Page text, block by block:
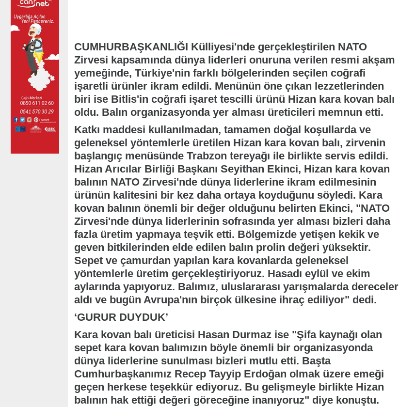
CUMHURBAŞKANLIĞI Külliyesi'nde gerçekleştirilen NATO
Zirvesi kapsamında dünya liderleri onuruna verilen resmi akşam
yemeğinde, Türkiye'nin farklı bölgelerinden seçilen coğrafi
işaretli ürünler ikram edildi. Menünün öne çıkan lezzetlerinden
biri ise Bitlis'in coğrafi işaret tescilli ürünü Hizan kara kovan balı
oldu. Balın organizasyonda yer alması üreticileri memnun etti.
Katkı maddesi kullanılmadan, tamamen doğal koşullarda ve
geleneksel yöntemlerle üretilen Hizan kara kovan balı, zirvenin
başlangıç menüsünde Trabzon tereyağı ile birlikte servis edildi.
Hizan Arıcılar Birliği Başkanı Seyithan Ekinci, Hizan kara kovan
balının NATO Zirvesi'nde dünya liderlerine ikram edilmesinin
ürünün kalitesini bir kez daha ortaya koyduğunu söyledi. Kara
kovan balının önemli bir değer olduğunu belirten Ekinci, "NATO
Zirvesi'nde dünya liderlerinin sofrasında yer alması bizleri daha
fazla üretim yapmaya teşvik etti. Bölgemizde yetişen kekik ve
geven bitkilerinden elde edilen balın prolin değeri yüksektir.
Sepet ve çamurdan yapılan kara kovanlarda geleneksel
yöntemlerle üretim gerçekleştiriyoruz. Hasadı eylül ve ekim
aylarında yapıyoruz. Balımız, uluslararası yarışmalarda dereceler
aldı ve bugün Avrupa'nın birçok ülkesine ihraç ediliyor" dedi.
‘GURUR DUYDUK’
Kara kovan balı üreticisi Hasan Durmaz ise "Şifa kaynağı olan
sepet kara kovan balımızın böyle önemli bir organizasyonda
dünya liderlerine sunulması bizleri mutlu etti. Başta
Cumhurbaşkanımız Recep Tayyip Erdoğan olmak üzere emeği
geçen herkese teşekkür ediyoruz. Bu gelişmeyle birlikte Hizan
balının hak ettiği değeri göreceğine inanıyoruz" diye konuştu.